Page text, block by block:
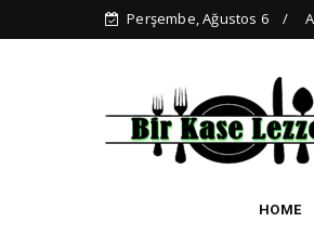
Perşembe, Ağustos 6
HOME